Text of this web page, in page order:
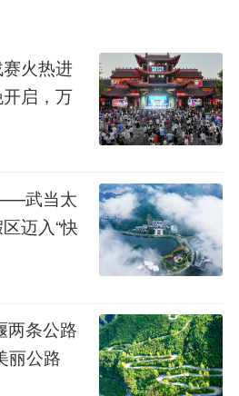
。
碍国标今年8月将落
我国目前有近5亿人
士、孕妇、婴幼儿等
这次发布的我国首个
国家标准——《无障碍
饭店》将于2026年8
将如何惠及这些出行
火热进
启，万
武当太
迈入“快
两条公路
丽公路